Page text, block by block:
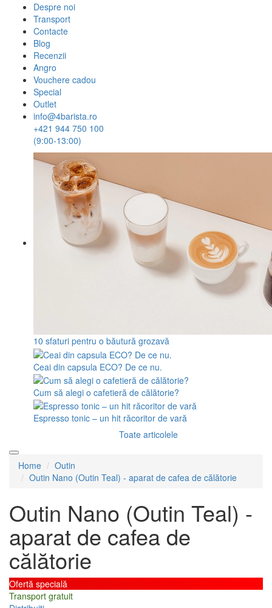
Despre noi
Transport
Contacte
Blog
Recenzii
Angro
Vouchere cadou
Special
Outlet
info@4barista.ro
+421 944 750 100
(9:00-13:00)
10 sfaturi pentru o băutură grozavă
Ceai din capsula ECO? De ce nu.
Cum să alegi o cafetieră de călătorie?
Espresso tonic – un hit răcoritor de vară
Toate articolele
Home
Outin
Outin Nano (Outin Teal) - aparat de cafea de călătorie
Outin Nano (Outin Teal) -
aparat de cafea de
călătorie
Ofertă specială
Transport gratuit